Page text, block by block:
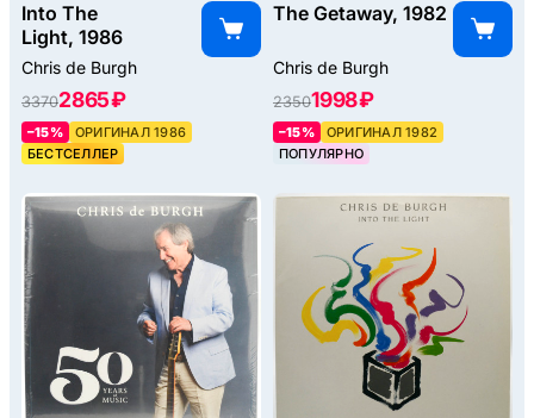
Into The
Light, 1986
Chris de Burgh
33702865 ₽
–15%
ОРИГИНАЛ 1986
БЕСТСЕЛЛЕР
The Getaway, 1982
Chris de Burgh
23501998 ₽
–15%
ОРИГИНАЛ 1982
ПОПУЛЯРНО